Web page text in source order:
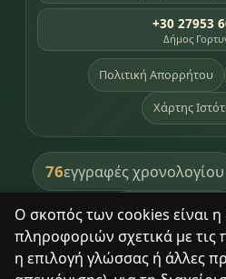
Ο σκοπός των cookies είναι
πληροφοριών σχετικά με τις
η επιλογή γλώσσας ή άλλες
+30 27953
Δήμος
Πολιτική Απορρήτου
Χάρτης
76εγγραφές χρονολογίου
391βιβλία
8σημεία